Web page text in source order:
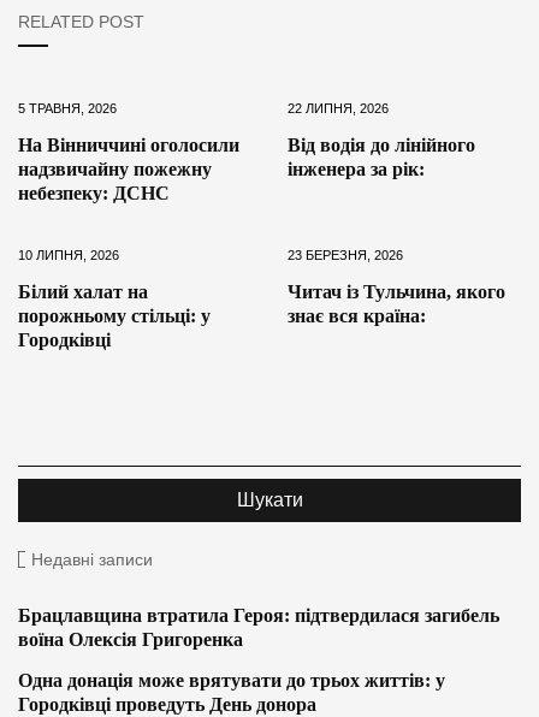
RELATED POST
5 ТРАВНЯ, 2026
На Вінниччині оголосили
надзвичайну пожежну
небезпеку: ДСНС
22 ЛИПНЯ, 2026
Від водія до лінійного
інженера за рік:
10 ЛИПНЯ, 2026
Білий халат на
порожньому стільці: у
Городківці
23 БЕРЕЗНЯ, 2026
Читач із Тульчина, якого
знає вся країна:
Недавні записи
Брацлавщина втратила Героя: підтвердилася загибель
воїна Олексія Григоренка
Одна донація може врятувати до трьох життів: у
Городківці проведуть День донора